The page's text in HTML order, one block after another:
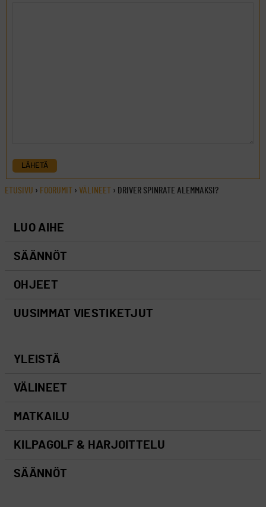
LÄHETÄ
ETUSIVU › FOORUMIT › VÄLINEET › DRIVER SPINRATE ALEMMAKSI?
LUO AIHE
SÄÄNNÖT
OHJEET
UUSIMMAT VIESTIKETJUT
YLEISTÄ
VÄLINEET
MATKAILU
KILPAGOLF & HARJOITTELU
SÄÄNNÖT